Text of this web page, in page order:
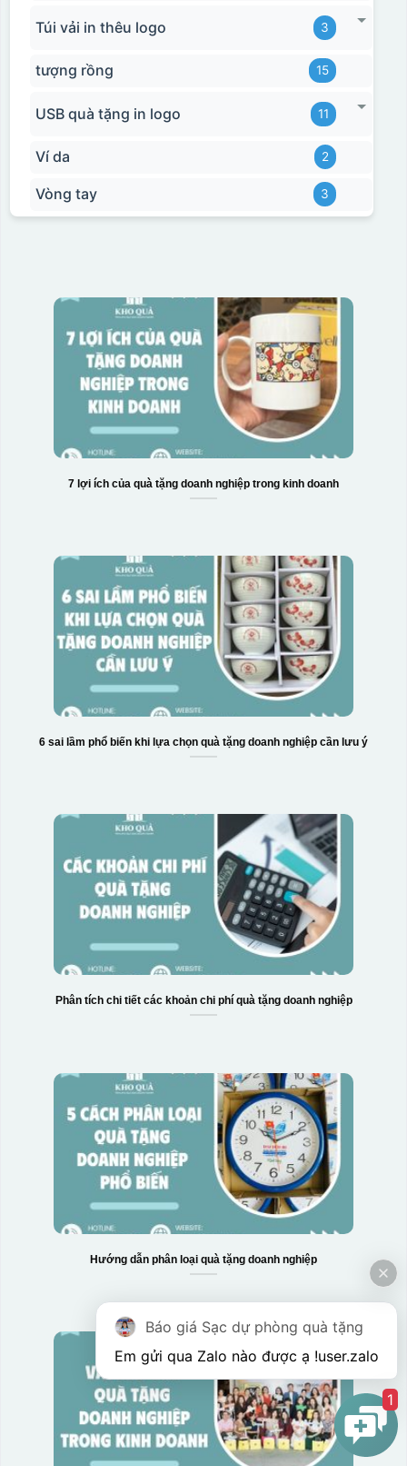
Hộp xi bình hoa
Túi vải in thêu logo 3
tượng rồng 15
USB quà tặng in logo 11
Ví da 2
Vòng tay 3
7 lợi ích của quà tặng doanh nghiệp trong kinh doanh
6 sai lầm phổ biến khi lựa chọn quà tặng doanh nghiệp cần lưu ý
Phân tích chi tiết các khoản chi phí quà tặng doanh nghiệp
Hướng dẫn phân loại quà tặng doanh nghiệp
Báo giá Sạc dự phòng quà tặng
Em gửi qua Zalo nào được ạ !user.zalo
1